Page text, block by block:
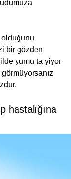
bir gözden
yumurta yiyor
hastalığına